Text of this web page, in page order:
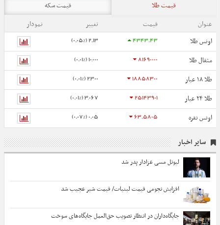
قیمت طلا
قیمت سکه
عنوان
قیمت تغییر
نمودار
اونس طلا
4343.43
2.13 (0.05%)
مثقال طلا 81690000
10,000 (0.01%)
طلا ۱۸ عیار 18858300
2,300 (0.01%)
طلا ۲۴ عیار 25143901
3,067 (0.01%)
اونس نقره 63.5805
0.05 (0.07%)
سایر اخبار
لیونل مسی عزادار پدر شد
افزایش نجومی قیمت لبنیات/ قیمت شیر عجیب شد
جایگاه‌داران در انتظار تصویب حق‌العمل جایگاه‌های سوخت